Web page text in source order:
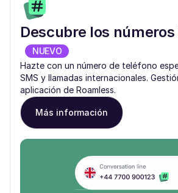
Descubre los
NUEVO
Hazte con un número de teléfono
SMS y llamadas internacionales.
aplicación de Roamless.
Más información